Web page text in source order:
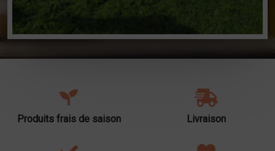
Produits frais de saison Livraison